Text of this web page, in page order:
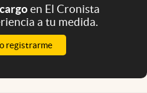
en El Cronista
a tu medida.
registrarme